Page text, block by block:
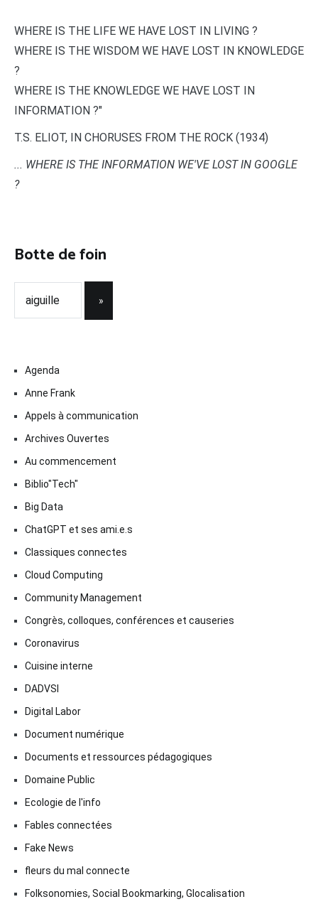
WHERE IS THE LIFE WE HAVE LOST IN LIVING ?
WHERE IS THE WISDOM WE HAVE LOST IN KNOWLEDGE
?
WHERE IS THE KNOWLEDGE WE HAVE LOST IN
INFORMATION ?"
T.S. ELIOT, IN CHORUSES FROM THE ROCK (1934)
... WHERE IS THE INFORMATION WE'VE LOST IN GOOGLE
?
Botte de foin
Agenda
Anne Frank
Appels à communication
Archives Ouvertes
Au commencement
Biblio"Tech"
Big Data
ChatGPT et ses ami.e.s
Classiques connectes
Cloud Computing
Community Management
Congrès, colloques, conférences et causeries
Coronavirus
Cuisine interne
DADVSI
Digital Labor
Document numérique
Documents et ressources pédagogiques
Domaine Public
Ecologie de l'info
Fables connectées
Fake News
fleurs du mal connecte
Folksonomies, Social Bookmarking, Glocalisation